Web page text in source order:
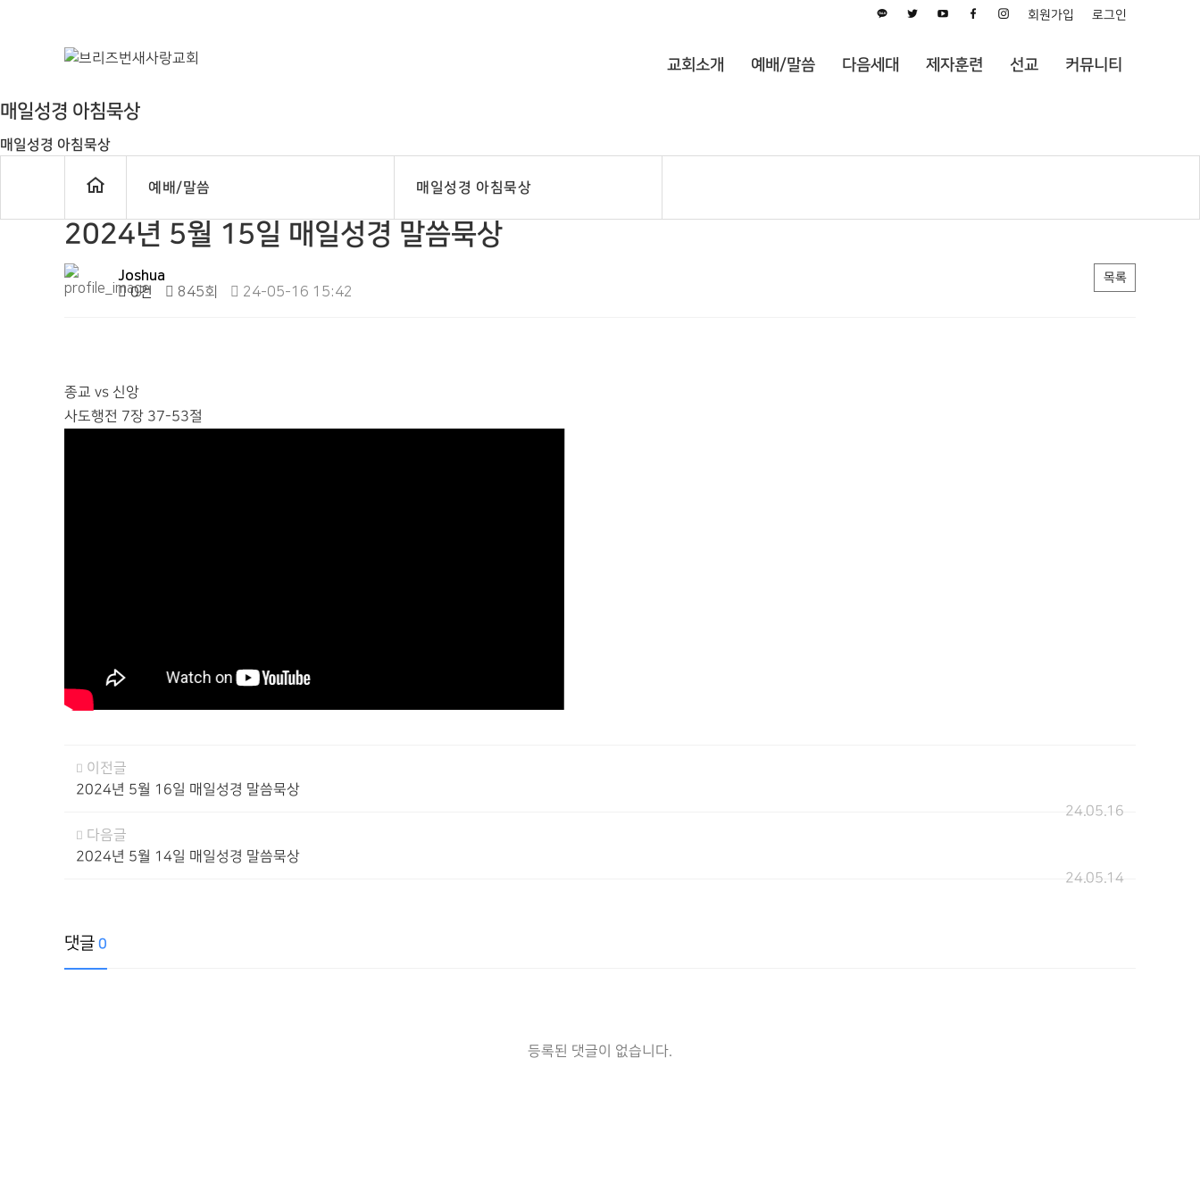
회원가입 로그인
교회소개 예배/말씀 다음세대 제자훈련 선교 커뮤니티
매일성경 아침묵상
매일성경 아침묵상
예배/말씀 매일성경 아침묵상
2024년 5월 15일 매일성경 말씀묵상
Joshua
0건
845회 24-05-16 15:42
목록
종교 vs 신앙
사도행전 7장 37-53절
이전글
2024년 5월 16일 매일성경 말씀묵상
24.05.16
다음글
2024년 5월 14일 매일성경 말씀묵상
24.05.14
댓글0
등록된 댓글이 없습니다.